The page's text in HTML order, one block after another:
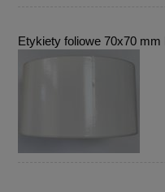
Etykiety foliowe 70x70 mm